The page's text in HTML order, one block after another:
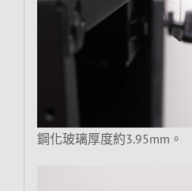
鋼化玻璃厚度約3.95mm。